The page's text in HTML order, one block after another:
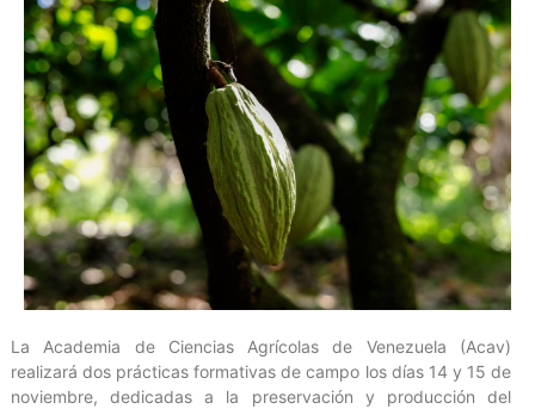
La Academia de Ciencias Agrícolas de Venezuela (Acav)
realizará dos prácticas formativas de campo los días 14 y 15 de
noviembre, dedicadas a la preservación y producción del